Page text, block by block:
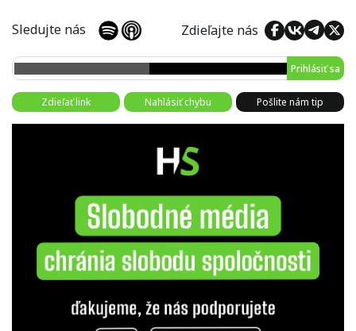
Sledujte nás Zdieľajte nás
Prihlásiť sa
Zdieľať link Nahlásiť chybu Pošlite nám tip